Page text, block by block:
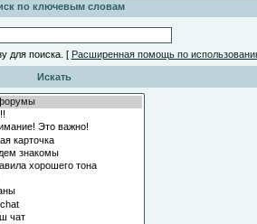
по ключевым словам
для поиска. [ Расширенная помощь по
Искать